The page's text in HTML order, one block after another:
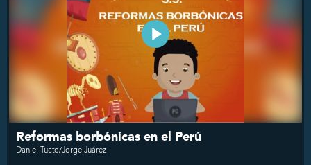
Reformas borbónicas en el Perú
Daniel Tucto/Jorge Juárez